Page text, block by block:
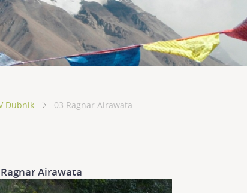
Dubnik 03 Ragnar Airawata
Airawata